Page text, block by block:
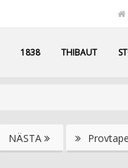
1838 THIBAUT
NÄSTA